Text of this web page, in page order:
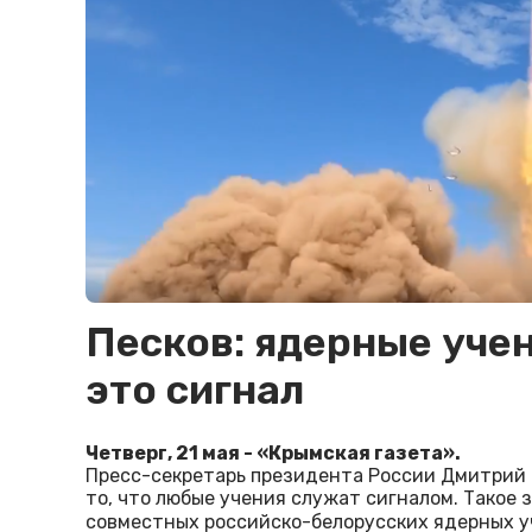
Песков: ядерные
это сигнал
Четверг, 21 мая - «Крымская газета».
Пресс-секретарь президента России
то, что любые учения служат сигналом. Такое
совместных российско-белорусских ядерных